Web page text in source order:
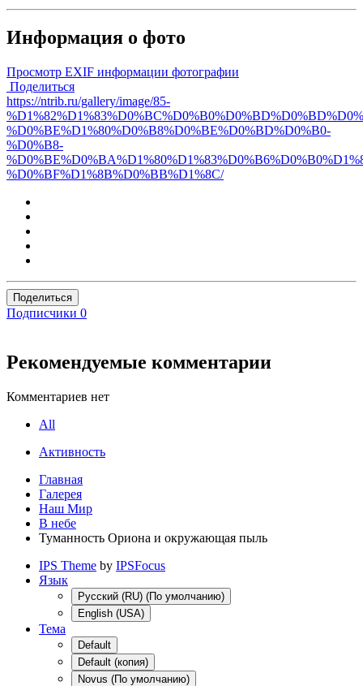
Информация о фото
Просмотр EXIF информации фотографии
Поделиться
https://ntrib.ru/gallery/image/85-
%D0%BE%D1%80%D0%B8%D0%BE%D0%BD%D0%B0-
%D0%B8-
%D0%BF%D1%8B%D0%BB%D1%8C/
Поделиться
Подписчики 0
Рекомендуемые комментарии
Комментариев нет
All
Активность
Главная
Галерея
Наш Мир
В небе
Туманность Ориона и окружающая пыль
IPS Theme by IPSFocus
Язык
Русский (RU) (По умолчанию)
English (USA)
Тема
Default
Default (копия)
Novus (По умолчанию)